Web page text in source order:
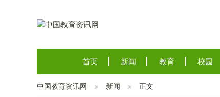
首页 新闻 教育 校园
中国教育资讯网 新闻 正文